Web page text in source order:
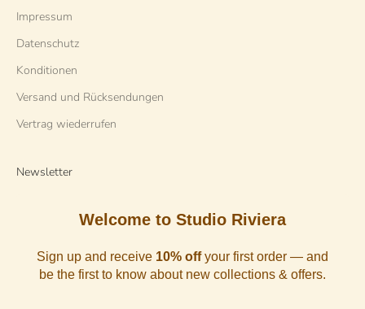
Impressum
Datenschutz
Konditionen
Versand und Rücksendungen
Vertrag wiederrufen
Newsletter
Welcome to Studio Riviera
Sign up and receive 10% offyour first order — and
be the first to know about new collections & offers.